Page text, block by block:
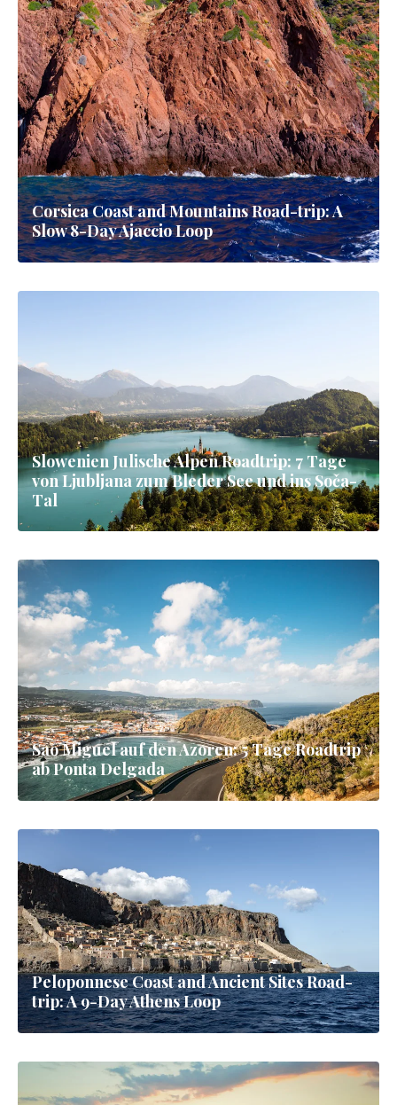
Corsica Coast and Mountains Road-trip: A
Slow 8-Day Ajaccio Loop
Slowenien Julische Alpen Roadtrip: 7 Tage
von Ljubljana zum Bleder See und ins Soča-
Tal
Sao Miguel auf den Azoren: 5 Tage Roadtrip
ab Ponta Delgada
Peloponnese Coast and Ancient Sites Road-
trip: A 9-Day Athens Loop